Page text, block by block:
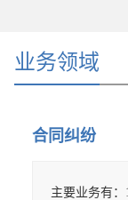
业务领域
合同纠纷
主要业务有